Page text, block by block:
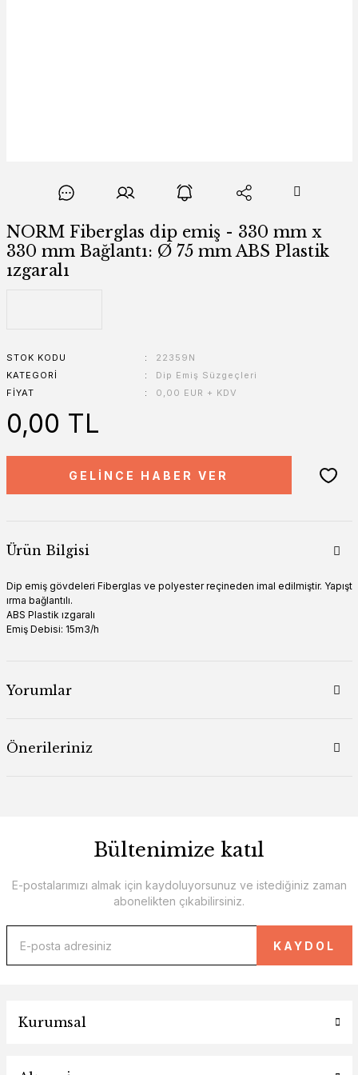
NORM Fiberglas dip emiş - 330 mm x
330 mm Bağlantı: Ø 75 mm ABS Plastik
ızgaralı
STOK KODU
22359N
KATEGORI
Dip Emiş Süzgeçleri
FIYAT
0,00 EUR + KDV
0,00 TL
GELİNCE HABER VER
Ürün Bilgisi
Dip emiş gövdeleri Fiberglas ve polyester reçineden imal edilmiştir. Yapışt
ırma bağlantılı.
ABS Plastik ızgaralı
Emiş Debisi: 15m3/h
Yorumlar
Önerileriniz
Bültenimize katıl
E-postalarımızı almak için kaydoluyorsunuz ve istediğiniz zaman
abonelikten çıkabilirsiniz.
KAYDOL
Kurumsal